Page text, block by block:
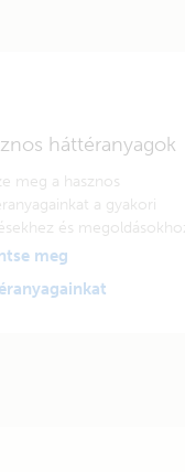
háttéranyagok
meg a hasznos
a gyakori
és
meg